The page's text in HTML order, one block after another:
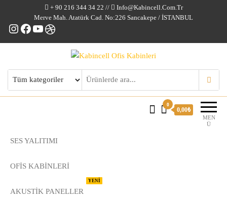
+ 90 216 344 34 22 //
Info@kabincell.com.tr
Merve Mah. Atatürk Cad. No:226 Sancakepe / İSTANBUL
Instagram
Facebook
YouTube
Dribbble
Kabincell Ofis Kabinleri
MEN
Ü
0
0,00₺
SES YALITIMI
OFİS KABİNLERİ
AKUSTİK PANELLER
YENİ